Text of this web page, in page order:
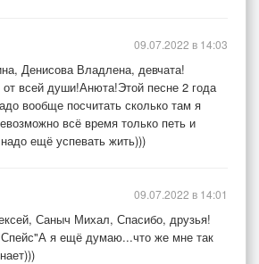
Денисова Владлена, девчата!
всей души!Анюта!Этой песне 2 года
вообще посчитать сколько там я
всё время только петь и
ещё успевать жить)))
09.07.2022 в 14:03
Саныч Михал, Спасибо, друзья!
я ещё думаю...что же мне так
09.07.2022 в 14:01